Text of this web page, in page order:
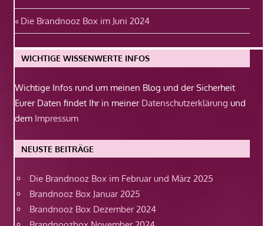
Beitragsnavigation
Vorheriger
Beitrag:
Die Brandnooz Box im Juni 2024
WICHTIGE WISSENWERTE INFOS
Wichtige Infos rund um meinen Blog und der Sicherheit
Eurer Daten findet Ihr in meiner Datenschutzerklärung und
dem Impressum
NEUSTE BEITRÄGE
Die Brandnooz Box im Februar und März 2025
Brandnooz Box Januar 2025
Brandnooz Box Dezember 2024